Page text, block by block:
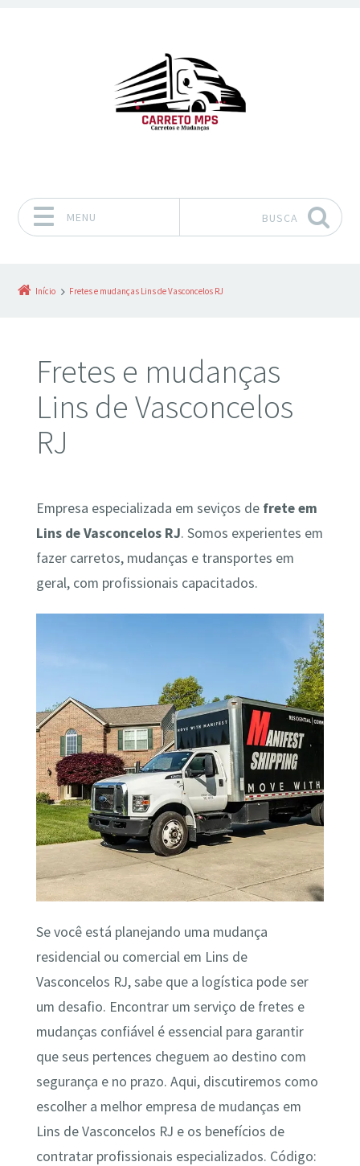
MENU BUSCA
Início Fretes e mudanças Lins de Vasconcelos RJ
Fretes e mudanças
Lins de Vasconcelos
RJ
Empresa especializada em seviços de frete em
Lins de Vasconcelos RJ. Somos experientes em
fazer carretos, mudanças e transportes em
geral, com profissionais capacitados.
Se você está planejando uma mudança
residencial ou comercial em Lins de
Vasconcelos RJ, sabe que a logística pode ser
um desafio. Encontrar um serviço de fretes e
mudanças confiável é essencial para garantir
que seus pertences cheguem ao destino com
segurança e no prazo. Aqui, discutiremos como
escolher a melhor empresa de mudanças em
Lins de Vasconcelos RJ e os benefícios de
contratar profissionais especializados. Código: